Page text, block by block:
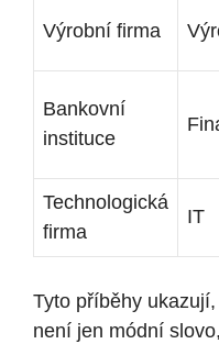
Výrobní firma
Bankovní
instituce
Technologická
firma
IT
Tyto příběhy
není jen módní